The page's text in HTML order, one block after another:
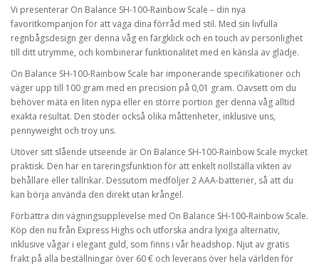
Vi presenterar On Balance SH-100-Rainbow Scale – din nya
favoritkompanjon för att väga dina förråd med stil. Med sin livfulla
regnbågsdesign ger denna våg en färgklick och en touch av personlighet
till ditt utrymme, och kombinerar funktionalitet med en känsla av glädje.
On Balance SH-100-Rainbow Scale har imponerande specifikationer och
väger upp till 100 gram med en precision på 0,01 gram. Oavsett om du
behöver mäta en liten nypa eller en större portion ger denna våg alltid
exakta resultat. Den stöder också olika måttenheter, inklusive uns,
pennyweight och troy uns.
Utöver sitt slående utseende är On Balance SH-100-Rainbow Scale mycket
praktisk. Den har en tareringsfunktion för att enkelt nollställa vikten av
behållare eller tallrikar. Dessutom medföljer 2 AAA-batterier, så att du
kan börja använda den direkt utan krångel.
Förbättra din vägningsupplevelse med On Balance SH-100-Rainbow Scale.
Köp den nu från Express Highs och utforska andra lyxiga alternativ,
inklusive vågar i elegant guld, som finns i vår headshop. Njut av gratis
frakt på alla beställningar över 60 € och leverans över hela världen för